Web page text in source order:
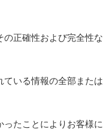
正確性および完全性な
いる情報の全部または
たことによりお客様に